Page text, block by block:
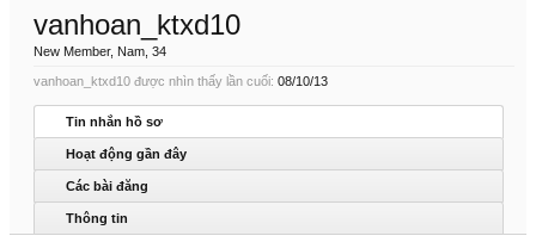
vanhoan_ktxd10
New Member, Nam, 34
vanhoan_ktxd10 được nhìn thấy lần cuối: 08/10/13
Tin nhắn hồ sơ
Hoạt động gần đây
Các bài đăng
Thông tin